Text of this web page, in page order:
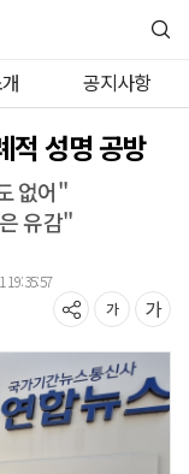
공지사항
적 성명 공방
없어"
유감"
19:35:57